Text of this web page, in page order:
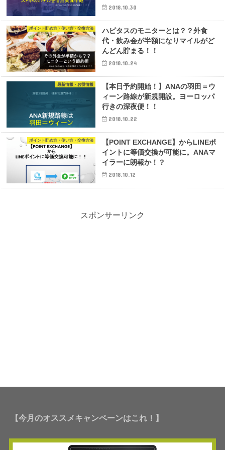
2018.10.30
ポイント貯め方・使い方・交換方法
ハピタスのモニターとは？？外食
代・飲み会が半額になりマイルがど
んどん貯まる！！
2018.10.24
最新情報・お得情報
【本日予約開始！】ANAの羽田＝ウ
ィーン路線が新規開設。ヨーロッパ
行きの深夜便！！
2018.10.22
ポイント貯め方・使い方・交換方法
【POINT EXCHANGE】からLINEポ
イントに等価交換が可能に。ANAマ
イラーに朗報か！？
2018.10.12
スポンサーリンク
【今月のオススメキャンペーンはこれ！】